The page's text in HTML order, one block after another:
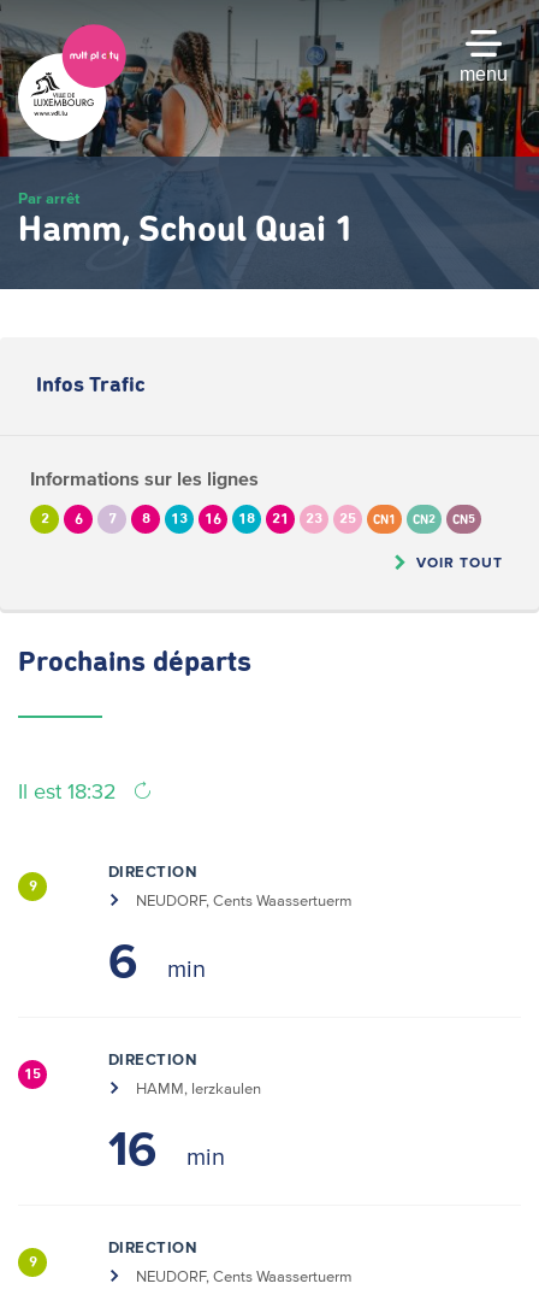
Passer
au
contenu
principal
menu
Par arrêt
Hamm, Schoul Quai 1
Infos Trafic
Informations sur les lignes
2 6 7 8 13 16 18 21 23 25 CN1 CN2 CN5
VOIR TOUT
Prochains départs
Il est 18:32
9
DIRECTION
NEUDORF, Cents Waassertuerm
6
15
DIRECTION
HAMM, Ierzkaulen
16
9
DIRECTION
NEUDORF, Cents Waassertuerm